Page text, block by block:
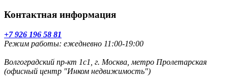
Контактная информация
+7 926 196 58 81
Режим работы: ежедневно 11:00-19:00
Волгоградский пр-кт 1с1, г. Москва, метро Пролетарская
(офисный центр "Инком недвижимость")